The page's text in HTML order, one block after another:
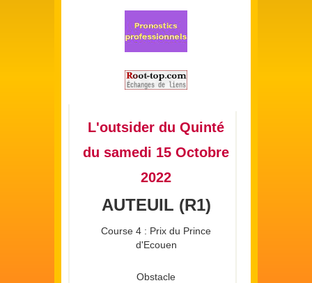
L'outsider du Quinté
du samedi 15 Octobre
2022
AUTEUIL (R1)
Course 4 : Prix du Prince
d'Ecouen
Obstacle